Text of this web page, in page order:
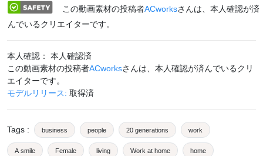
この動画素材の投稿者ACworksさんは、本人確認が済
んでいるクリエイターです。
本人確認： 本人確認済
この動画素材の投稿者ACworksさんは、本人確認が済んでいるクリ
エイターです。
モデルリリース: 取得済
Tags : business people 20 generations work
A smile Female living Work at home home